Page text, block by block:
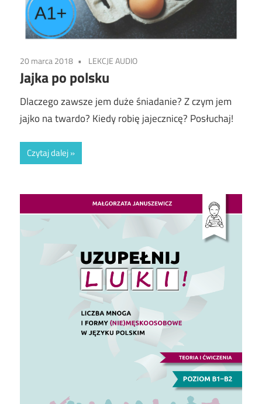
20 marca 2018 LEKCJE AUDIO
Jajka po polsku
Dlaczego zawsze jem duże śniadanie? Z czym jem
jajko na twardo? Kiedy robię jajecznicę? Posłuchaj!
Czytaj dalej